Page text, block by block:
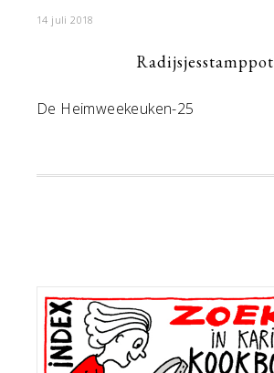
14 juli 2018
Radijsjesstamppot
De Heimweekeuken-25
Primaire
Sidebar